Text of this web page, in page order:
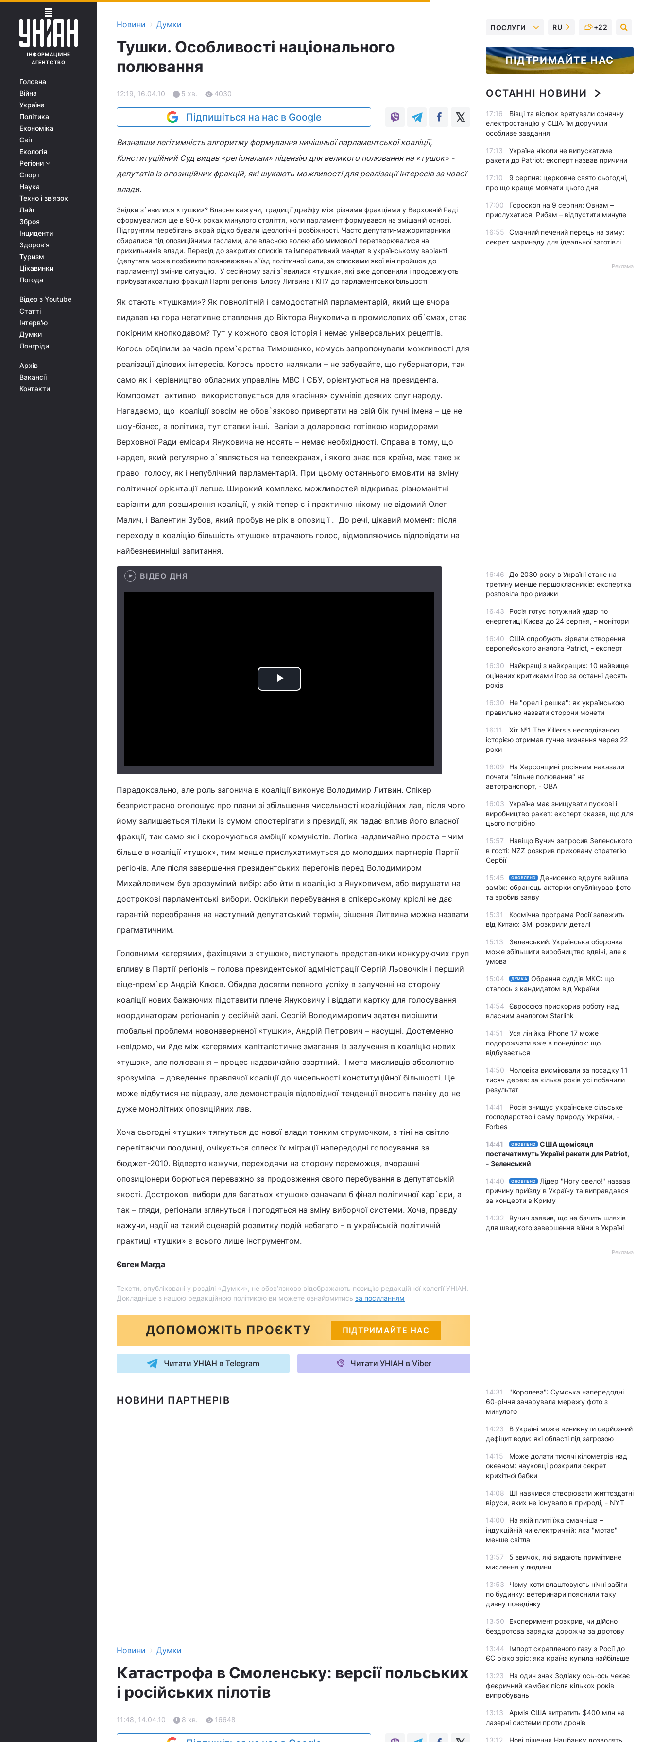
ІНФОРМАЦІЙНЕ
АГЕНТСТВО
Головна
Війна
Україна
Політика
Економіка
Світ
Екологія
Регіони
Спорт
Наука
Техно і зв'язок
Лайт
Зброя
Інциденти
Здоров'я
Туризм
Цікавинки
Погода
Відео з Youtube
Статті
Інтерв'ю
Думки
Лонгріди
Архів
Вакансії
Контакти
Новини › Думки
Тушки. Особливості національного
полювання
12:19, 16.04.10 5 хв. 4030
Підпишіться на нас в Google
Визнавши легітимність алгоритму формування нинішньої парламентської коаліції,
Конституційний Суд видав «регіоналам» ліцензію для великого полювання на «тушок» -
депутатів із опозиційних фракцій, які шукають можливості для реалізації інтересів за нової
влади.
Звідки з`явилися «тушки»? Власне кажучи, традиції дрейфу між різними фракціями у Верховній Раді
сформувалися ще в 90-х роках минулого століття, коли парламент формувався на змішаній основі.
Підгрунтям перебігань вкрай рідко бували ідеологічні розбіжності. Часто депутати-мажоритарники
обиралися під опозиційними гаслами, але власною волею або мимоволі перетворювалися на
прихильників влади. Перехід до закритих списків та імперативний мандат в українському варіанті
(депутата може позбавити повноважень з`їзд політичної сили, за списками якої він пройшов до
парламенту) змінив ситуацію. У сесійному залі з`явилися «тушки», які вже доповнили і продовжують
прибуватикоаліцію фракцій Партії регіонів, Блоку Литвина і КПУ до парламентської більшості .
Як стають «тушками»? Як повнолітній і самодостатній парламентарій, який ще вчора
видавав на гора негативне ставлення до Віктора Януковича в промислових об`ємах, стає
покірним кнопкодавом? Тут у кожного своя історія і немає універсальних рецептів.
Когось обділили за часів прем`єрства Тимошенко, комусь запропонували можливості для
реалізації ділових інтересів. Когось просто налякали – не забувайте, що губернатори, так
само як і керівництво обласних управлінь МВС і СБУ, орієнтуються на президента.
Компромат активно використовується для «гасіння» сумнівів деяких слуг народу.
Нагадаємо, що коаліції зовсім не обов`язково привертати на свій бік гучні імена – це не
шоу-бізнес, а політика, тут ставки інші. Валізи з доларовою готівкою коридорами
Верховної Ради емісари Януковича не носять – немає необхідності. Справа в тому, що
нардеп, який регулярно з`являється на телеекранах, і якого знає вся країна, має таке ж
право голосу, як і непублічний парламентарій. При цьому останнього вмовити на зміну
політичної орієнтації легше. Широкий комплекс можливостей відкриває різноманітні
варіанти для розширення коаліції, у якій тепер є і практично нікому не відомий Олег
Малич, і Валентин Зубов, який пробув не рік в опозиції . До речі, цікавий момент: після
переходу в коаліцію більшість «тушок» втрачають голос, відмовляючись відповідати на
найбезневинніші запитання.
ВІДЕО ДНЯ
Play
Парадоксально, але роль загонича в коаліції виконує Володимир Литвин. Спікер
безпристрасно оголошує про плани зі збільшення чисельності коаліційних лав, після чого
йому залишається тільки із сумом спостерігати з президії, як падає вплив його власної
фракції, так само як і скорочуються амбіції комуністів. Логіка надзвичайно проста – чим
більше в коаліції «тушок», тим менше прислухатимуться до молодших партнерів Партії
регіонів. Але після завершення президентських перегонів перед Володимиром
Михайловичем був зрозумілий вибір: або йти в коаліцію з Януковичем, або вирушати на
дострокові парламентські вибори. Оскільки перебування в спікерському кріслі не дає
гарантій переобрання на наступний депутатський термін, рішення Литвина можна назвати
прагматичним.
Головними «єгерями», фахівцями з «тушок», виступають представники конкуруючих груп
впливу в Партії регіонів – голова президентської адміністрації Сергій Льовочкін і перший
віце-прем`єр Андрій Клюєв. Обидва досягли певного успіху в залученні на сторону
коаліції нових бажаючих підставити плече Януковичу і віддати картку для голосування
координаторам регіоналів у сесійній залі. Сергій Володимирович здатен вирішити
глобальні проблеми новонаверненої «тушки», Андрій Петрович – насущні. Достеменно
невідомо, чи йде між «єгерями» капіталістичне змагання із залучення в коаліцію нових
«тушок», але полювання – процес надзвичайно азартний. І мета мисливців абсолютно
зрозуміла – доведення правлячої коаліції до чисельності конституційної більшості. Це
може відбутися не відразу, але демонстрація відповідної тенденції вносить паніку до не
дуже монолітних опозиційних лав.
Хоча сьогодні «тушки» тягнуться до нової влади тонким струмочком, з тіні на світло
перелітаючи поодинці, очікується сплеск їх міграції напередодні голосування за
бюджет-2010. Відверто кажучи, переходячи на сторону переможця, вчорашні
опозиціонери борються переважно за продовження свого перебування в депутатській
якості. Дострокові вибори для багатьох «тушок» означали б фінал політичної кар`єри, а
так – гляди, регіонали зглянуться і погодяться на зміну виборчої системи. Хоча, правду
кажучи, надії на такий сценарій розвитку подій небагато – в українській політичній
практиці «тушки» є всього лише інструментом.
Євген Магда
Тексти, опубліковані у розділі «Думки», не обов’язково відображають позицію редакційної колегії УНІАН.
Докладніше з нашою редакційною політикою ви можете ознайомитись за посиланням
ДОПОМОЖІТЬ ПРОЄКТУ ПІДТРИМАЙТЕ НАС
Читати УНІАН в Telegram Читати УНІАН в Viber
НОВИНИ ПАРТНЕРІВ
Новини › Думки
Катастрофа в Смоленську: версії польських
і російських пілотів
11:48, 14.04.10 8 хв. 16648
ПОСЛУГИ RU +22
ПІДТРИМАЙТЕ НАС
ОСТАННІ НОВИНИ
17:16
Вівці та віслюк врятували сонячну
електростанцію у США: їм доручили
особливе завдання
17:13
Україна ніколи не випускатиме
ракети до Patriot: експерт назвав причини
17:10
9 серпня: церковне свято сьогодні,
про що краще мовчати цього дня
17:00
Гороскоп на 9 серпня: Овнам –
прислухатися, Рибам – відпустити минуле
16:55
Смачний печений перець на зиму:
секрет маринаду для ідеальної заготівлі
Реклама
16:46
До 2030 року в Україні стане на
третину менше першокласників: експертка
розповіла про ризики
16:43
Росія готує потужний удар по
енергетиці Києва до 24 серпня, - монітори
16:40
США спробують зірвати створення
європейського аналога Patriot, - експерт
16:30
Найкращі з найкращих: 10 найвище
оцінених критиками ігор за останні десять
років
16:30
Не "орел і решка": як українською
правильно назвати сторони монети
16:11
Хіт №1 The Killers з несподіваною
історією отримав гучне визнання через 22
роки
16:09
На Херсонщині росіянам наказали
почати "вільне полювання" на
автотранспорт, - ОВА
16:03
Україна має знищувати пускові і
виробництво ракет: експерт сказав, що для
цього потрібно
15:57
Навіщо Вучич запросив Зеленського
в гості: NZZ розкрив приховану стратегію
Сербії
15:45 ОНОВЛЕНО
Денисенко вдруге вийшла
заміж: обранець акторки опублікував фото
та зробив заяву
15:31
Космічна програма Росії залежить
від Китаю: ЗМІ розкрили деталі
15:13
Зеленський: Українська оборонка
може збільшити виробництво вдвічі, але є
умова
15:04 ДУМКА
Обрання суддів МКС: що
сталось з кандидатом від України
14:54
Євросоюз прискорив роботу над
власним аналогом Starlink
14:51
Уся лінійка iPhone 17 може
подорожчати вже в понеділок: що
відбувається
14:50
Чоловіка висміювали за посадку 11
тисяч дерев: за кілька років усі побачили
результат
14:41
Росія знищує українське сільське
господарство і саму природу України, -
Forbes
14:41 ОНОВЛЕНО
США щомісяця
постачатимуть Україні ракети для Patriot,
- Зеленський
14:40 ОНОВЛЕНО
Лідер "Ногу свело!" назвав
причину приїзду в Україну та виправдався
за концерти в Криму
14:32
Вучич заявив, що не бачить шляхів
для швидкого завершення війни в Україні
Реклама
14:31
"Королева": Сумська напередодні
60-річчя зачарувала мережу фото з
минулого
14:23
В Україні може виникнути серйозний
дефіцит води: які області під загрозою
14:15
Може долати тисячі кілометрів над
океаном: науковці розкрили секрет
крихітної бабки
14:08
ШІ навчився створювати життєздатні
віруси, яких не існувало в природі, - NYT
14:00
На якій плиті їжа смачніша –
індукційній чи електричній: яка "мотає"
менше світла
13:57
5 звичок, які видають примітивне
мислення у людини
13:53
Чому коти влаштовують нічні забіги
по будинку: ветеринари пояснили таку
дивну поведінку
13:50
Експеримент розкрив, чи дійсно
бездротова зарядка дорожча за дротову
13:44
Імпорт скрапленого газу з Росії до
ЄС різко зріс: яка країна купила найбільше
13:23
На один знак Зодіаку ось-ось чекає
феєричний камбек після кількох років
випробувань
13:13
Армія США витратить $400 млн на
лазерні системи проти дронів
13:12 Нові рішення Нацбанку дозволять